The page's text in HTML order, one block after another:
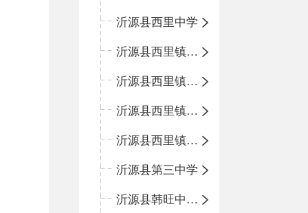
沂源县西里中学
沂源县西里镇中心小学
沂源县西里镇柳枝峪回民小学
沂源县西里镇金星完全小学
沂源县西里镇团圆小学
沂源县第三中学
沂源县韩旺中心学校